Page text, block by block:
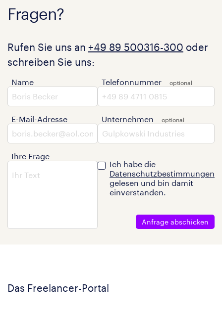
Fragen?
Rufen Sie uns an +49 89 500316-300 oder
schreiben Sie uns:
Name
E-Mail-Adresse
Ihre Frage
Telefonnummer
Unternehmen
Ich habe die
Datenschutzbestimmungen
gelesen und bin damit
einverstanden.
Anfrage abschicken
Das Freelancer-Portal